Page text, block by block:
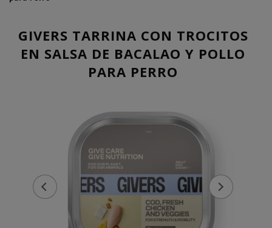
GIVERS TARRINA CON TROCITOS
EN SALSA DE BACALAO Y POLLO
PARA PERRO